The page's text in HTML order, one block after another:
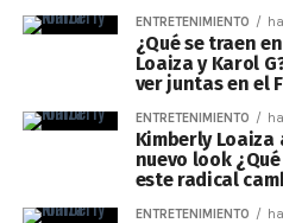
ENTRETENIMIENTO
¿Qué se traen
Loaiza y Karol
ver juntas en el
ENTRETENIMIENTO
Kimberly Loaiza
nuevo look
este radical
ENTRETENIMIENTO